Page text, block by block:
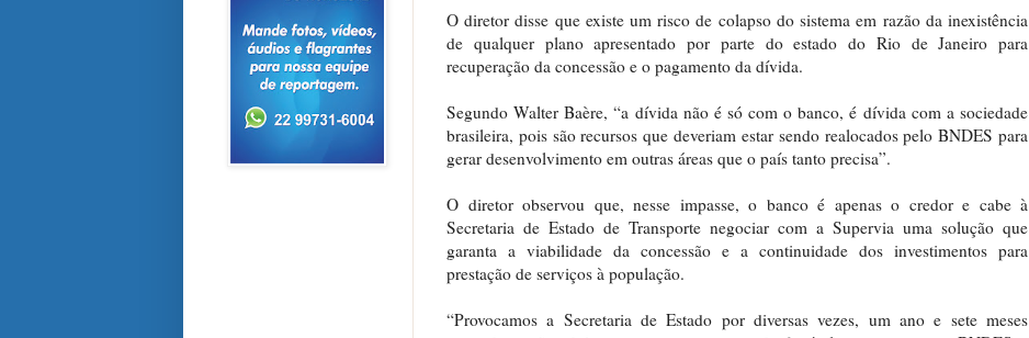
O diretor disse que existe um risco de colapso do sistema em razão da inexistência
de qualquer plano apresentado por parte do estado do Rio de Janeiro para
recuperação da concessão e o pagamento da dívida.
Segundo Walter Baère, “a dívida não é só com o banco, é dívida com a sociedade
brasileira, pois são recursos que deveriam estar sendo realocados pelo BNDES para
gerar desenvolvimento em outras áreas que o país tanto precisa”.
O diretor observou que, nesse impasse, o banco é apenas o credor e cabe à
Secretaria de Estado de Transporte negociar com a Supervia uma solução que
garanta a viabilidade da concessão e a continuidade dos investimentos para
prestação de serviços à população.
“Provocamos a Secretaria de Estado por diversas vezes, um ano e sete meses